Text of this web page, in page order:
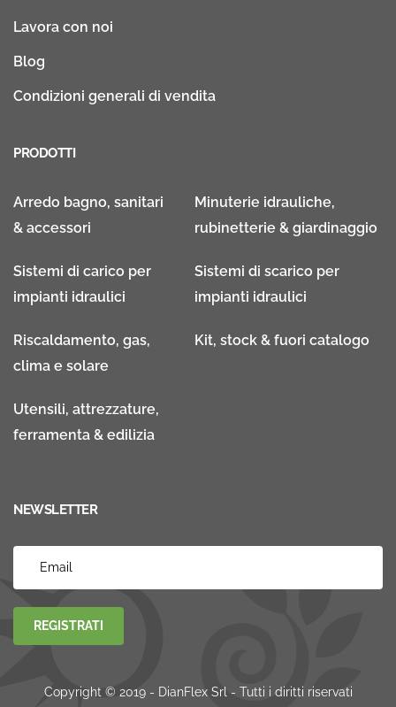
Lavora con noi
Blog
Condizioni generali di vendita
PRODOTTI
Arredo bagno, sanitari
& accessori
Minuterie idrauliche,
rubinetterie & giardinaggio
Sistemi di carico per
impianti idraulici
Sistemi di scarico per
impianti idraulici
Riscaldamento, gas,
clima e solare
Kit, stock & fuori catalogo
Utensili, attrezzature,
ferramenta & edilizia
NEWSLETTER
REGISTRATI
Copyright © 2019 - DianFlex Srl - Tutti i diritti riservati